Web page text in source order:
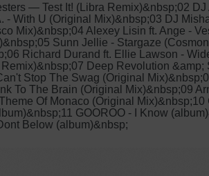
— Test It! (Libra Remix)&nbsp;02 DJ
- With U (Original Mix)&nbsp;03 DJ
Mix)&nbsp;04 Alexey Lisin ft. Ange -
Sunn Jellie - Stargaze
Richard Durand ft. Ellie Lawson -
Deep Revolution &amp;
Stop The Swag (Original
To The Brain (Original Mix)&nbsp;09
Of Monaco (Original Mix)&nbsp;10
GOOROO - I Know
Below (album)&nbsp;